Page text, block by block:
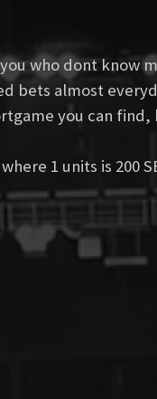
who dont
bets almost
you can
1 units is 200